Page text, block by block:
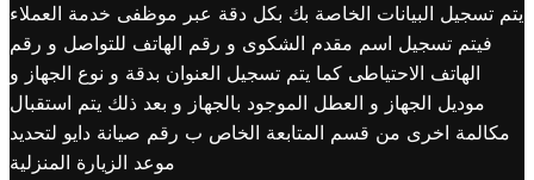
يتم تسجيل البيانات الخاصة بك بكل دقة عبر موظفى خدمة العملاء
فيتم تسجيل اسم مقدم الشكوى و رقم الهاتف للتواصل و رقم
الهاتف الاحتياطى كما يتم تسجيل العنوان بدقة و نوع الجهاز و
موديل الجهاز و العطل الموجود بالجهاز و بعد ذلك يتم استقبال
مكالمة اخرى من قسم المتابعة الخاص ب رقم صيانة دايو لتحديد
موعد الزيارة المنزلية